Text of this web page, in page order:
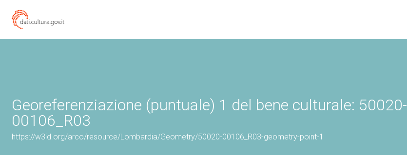
Georeferenziazione (puntuale) 1 del bene culturale: 50020-
00106_R03
https://w3id.org/arco/resource/Lombardia/Geometry/50020-00106_R03-geometry-point-1